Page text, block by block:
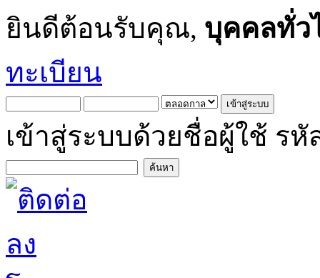
ยินดีต้อนรับคุณ, บุคคลทั่ว
ทะเบียน
เข้าสู่ระบบด้วยชื่อผู้ใช้ รหั